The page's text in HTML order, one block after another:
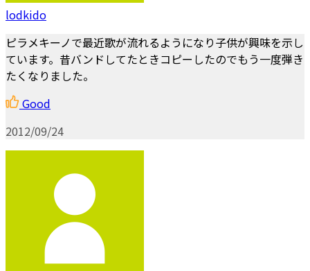
lodkido
ピラメキーノで最近歌が流れるようになり子供が興味を示し
ています。昔バンドしてたときコピーしたのでもう一度弾き
たくなりました。
Good
2012/09/24